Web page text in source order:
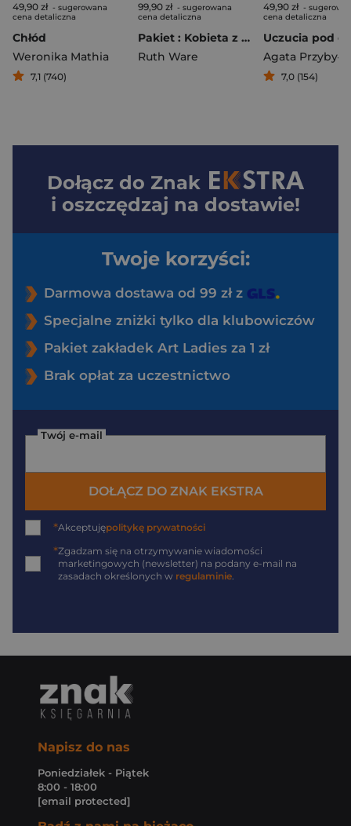
49,90 zł - sugerowana
cena detaliczna
Chłód
Weronika Mathia
7,1 (740)
99,90 zł - sugerowana
cena detaliczna
Pakiet : Kobieta z kabiny dziesiątej/ Dzień zero /W ciemnym mrocznym lesie
Ruth Ware
49,90 zł -
cena detaliczna
Agata
7,0 (154)
Dołącz do Znak
i oszczędzaj na dostawie!
Twoje korzyści:
Darmowa dostawa od 99 zł z
Specjalne zniżki tylko dla klubowiczów
Pakiet zakładek Art Ladies za 1 zł
Brak opłat za uczestnictwo
Twój e-mail
DOŁĄCZ DO ZNAK EKSTRA
*Akceptujępolitykę prywatności
*Zgadzam się na otrzymywanie wiadomości
marketingowych (newsletter) na podany e-mail na
zasadach określonych w regulaminie.
Napisz do nas
Poniedziałek - Piątek
8:00 - 18:00
[email protected]